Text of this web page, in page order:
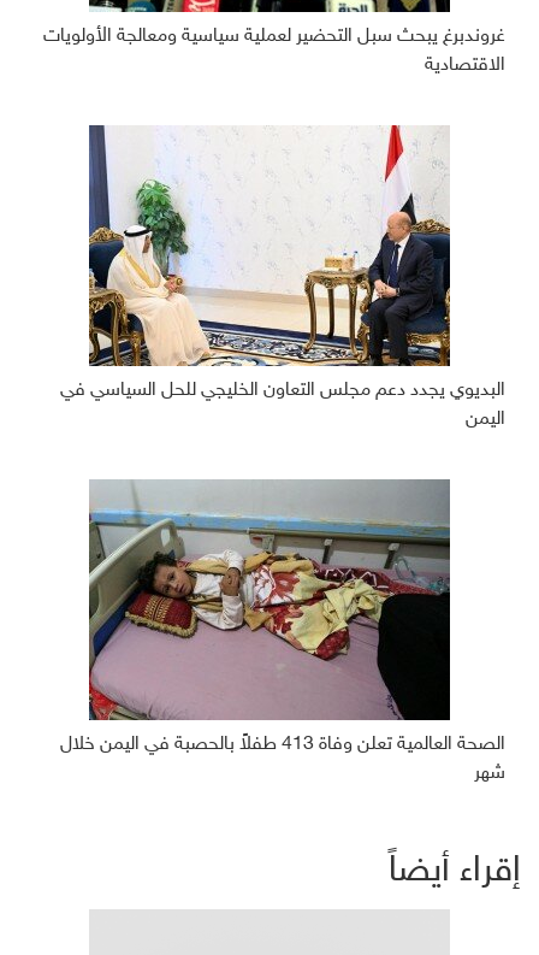
غروندبرغ يبحث سبل التحضير لعملية سياسية ومعالجة الأولويات
الاقتصادية
البديوي يجدد دعم مجلس التعاون الخليجي للحل السياسي في
اليمن
الصحة العالمية تعلن وفاة 413 طفلاً بالحصبة في اليمن خلال
شهر
إقراء أيضاً